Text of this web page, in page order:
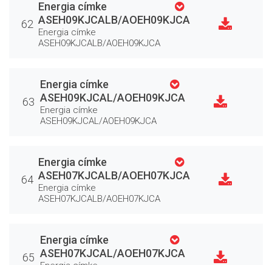
62
Energia címke
ASEH09KJCALB/AOEH09KJCA
Energia címke
ASEH09KJCALB/AOEH09KJCA
63
Energia címke
ASEH09KJCAL/AOEH09KJCA
Energia címke
ASEH09KJCAL/AOEH09KJCA
64
Energia címke
ASEH07KJCALB/AOEH07KJCA
Energia címke
ASEH07KJCALB/AOEH07KJCA
65
Energia címke
ASEH07KJCAL/AOEH07KJCA